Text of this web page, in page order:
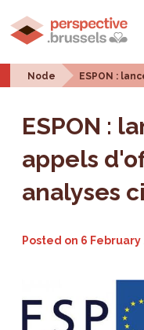
Node ESPON :
ESPON :
appels
analyses
Posted on 6 February